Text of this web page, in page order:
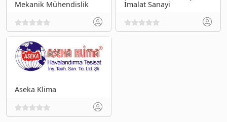
Mekanik Mühendislik
İmalat Sanayi
Aseka Klima